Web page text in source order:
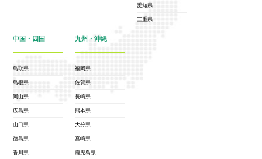
愛知県
三重県
中国・四国
鳥取県
島根県
岡山県
広島県
山口県
徳島県
香川県
九州・沖縄
福岡県
佐賀県
長崎県
熊本県
大分県
宮崎県
鹿児島県